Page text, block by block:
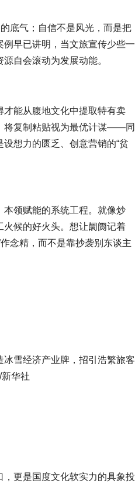
底气；自信不是风光，而是把
早已讲明，当文旅宣传少些一
自会滚动为发展动能。
能从腹地文化中提取特有卖
将复制粘贴视为最优计谋——同
想力的匮乏、创意营销的“贫
领赋能的系统工程。就像炒
候的好火头。想让阛阓记着
念精，而不是靠抄袭别东谈主
雪经济产业牌，招引浩繁旅客
华社
更是国度文化软实力的具象投